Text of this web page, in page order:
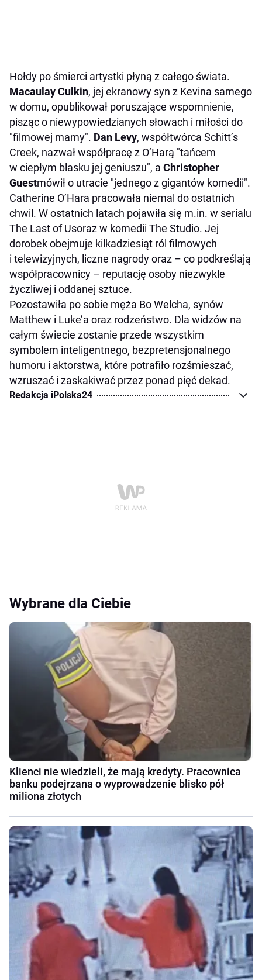
Hołdy po śmierci artystki płyną z całego świata.
Macaulay Culkin, jej ekranowy syn z Kevina samego
w domu, opublikował poruszające wspomnienie,
pisząc o niewypowiedzianych słowach i miłości do
"filmowej mamy". Dan Levy, współtwórca Schitt’s
Creek, nazwał współpracę z O’Harą "tańcem
w ciepłym blasku jej geniuszu", a Christopher
Guestmówił o utracie "jednego z gigantów komedii".
Catherine O’Hara pracowała niemal do ostatnich
chwil. W ostatnich latach pojawiła się m.in. w serialu
The Last of Usoraz w komedii The Studio. Jej
dorobek obejmuje kilkadziesiąt ról filmowych
i telewizyjnych, liczne nagrody oraz – co podkreślają
współpracownicy – reputację osoby niezwykle
życzliwej i oddanej sztuce.
Pozostawiła po sobie męża Bo Welcha, synów
Matthew i Luke’a oraz rodzeństwo. Dla widzów na
całym świecie zostanie przede wszystkim
symbolem inteligentnego, bezpretensjonalnego
humoru i aktorstwa, które potrafiło rozśmieszać,
wzruszać i zaskakiwać przez ponad pięć dekad.
Redakcja iPolska24
Wybrane dla Ciebie
Klienci nie wiedzieli, że mają kredyty. Pracownica
banku podejrzana o wyprowadzenie blisko pół
miliona złotych